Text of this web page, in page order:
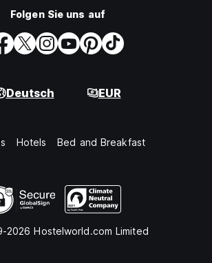
Folgen Sie uns auf
Deutsch EUR
Hotels Bed and Breakfast
2026 Hostelworld.com Limited